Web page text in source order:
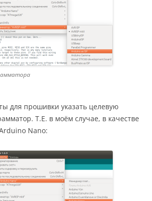
для прошивки указать целевую
Т.Е. в моём случае, в качестве
Nano: